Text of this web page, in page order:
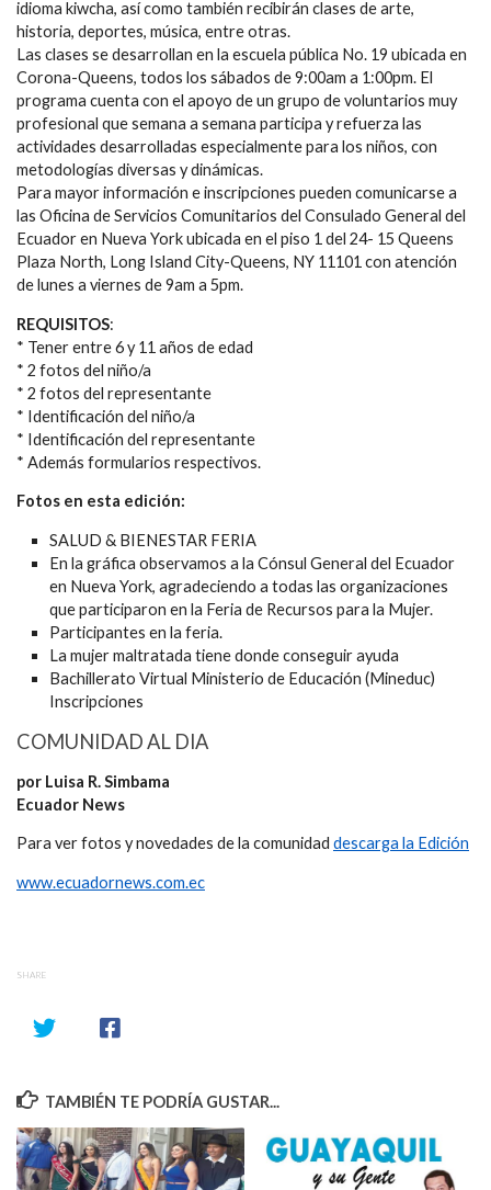
idioma kiwcha, así como también recibirán clases de arte,
historia, deportes, música, entre otras.
Las clases se desarrollan en la escuela pública No. 19 ubicada en
Corona-Queens, todos los sábados de 9:00am a 1:00pm. El
programa cuenta con el apoyo de un grupo de voluntarios muy
profesional que semana a semana participa y refuerza las
actividades desarrolladas especialmente para los niños, con
metodologías diversas y dinámicas.
Para mayor información e inscripciones pueden comunicarse a
las Oficina de Servicios Comunitarios del Consulado General del
Ecuador en Nueva York ubicada en el piso 1 del 24- 15 Queens
Plaza North, Long Island City-Queens, NY 11101 con atención
de lunes a viernes de 9am a 5pm.
REQUISITOS:
* Tener entre 6 y 11 años de edad
* 2 fotos del niño/a
* 2 fotos del representante
* Identificación del niño/a
* Identificación del representante
* Además formularios respectivos.
Fotos en esta edición:
SALUD & BIENESTAR FERIA
En la gráfica observamos a la Cónsul General del Ecuador
en Nueva York, agradeciendo a todas las organizaciones
que participaron en la Feria de Recursos para la Mujer.
Participantes en la feria.
La mujer maltratada tiene donde conseguir ayuda
Bachillerato Virtual Ministerio de Educación (Mineduc)
Inscripciones
COMUNIDAD AL DIA
por Luisa R. Simbama
Ecuador News
Para ver fotos y novedades de la comunidad descarga la Edición
www.ecuadornews.com.ec
SHARE
TAMBIÉN TE PODRÍA GUSTAR...